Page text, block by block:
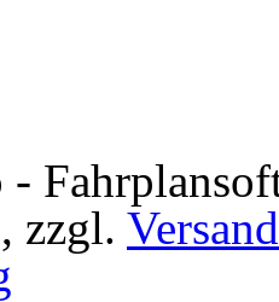
zzgl.